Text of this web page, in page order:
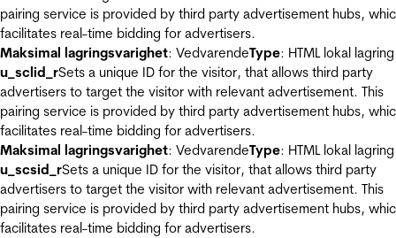
pairing service is provided by third party advertisement hubs,
facilitates real-time bidding for advertisers.
Maksimal lagringsvarighet: VedvarendeType: HTML lokal lagring
u_sclid_rSets a unique ID for the visitor, that allows third party
advertisers to target the visitor with relevant advertisement. This
pairing service is provided by third party advertisement hubs,
facilitates real-time bidding for advertisers.
Maksimal lagringsvarighet: VedvarendeType: HTML lokal lagring
u_scsid_rSets a unique ID for the visitor, that allows third party
advertisers to target the visitor with relevant advertisement. This
pairing service is provided by third party advertisement hubs,
facilitates real-time bidding for advertisers.